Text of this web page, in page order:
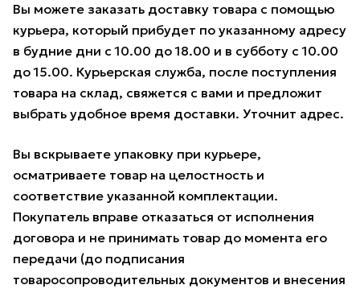
Вы можете заказать доставку товара с помощью
курьера, который прибудет по указанному адресу
в будние дни с 10.00 до 18.00 и в субботу с 10.00
до 15.00. Курьерская служба, после поступления
товара на склад, свяжется с вами и предложит
выбрать удобное время доставки. Уточнит адрес.
Вы вскрываете упаковку при курьере,
осматриваете товар на целостность и
соответствие указанной комплектации.
Покупатель вправе отказаться от исполнения
договора и не принимать товар до момента его
передачи (до подписания
товаросопроводительных документов и внесения